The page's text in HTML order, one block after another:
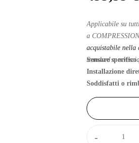
Applicabile su
a
acquistabile nella
standard o
Sensore
Installazione
Soddisfatti o
Spedizione da
Garanzia di 2 anni
Spedizione
Pagamento in 3
-